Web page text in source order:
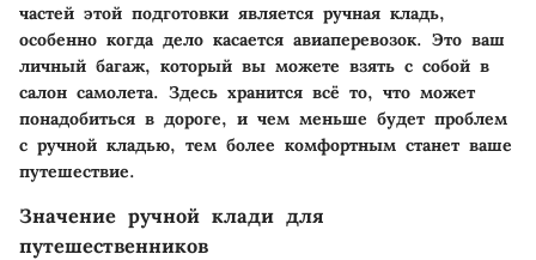
частей этой подготовки является ручная кладь,
особенно когда дело касается авиаперевозок. Это ваш
личный багаж, который вы можете взять с собой в
салон самолета. Здесь хранится всё то, что может
понадобиться в дороге, и чем меньше будет проблем
с ручной кладью, тем более комфортным станет ваше
путешествие.
Значение ручной клади для
путешественников